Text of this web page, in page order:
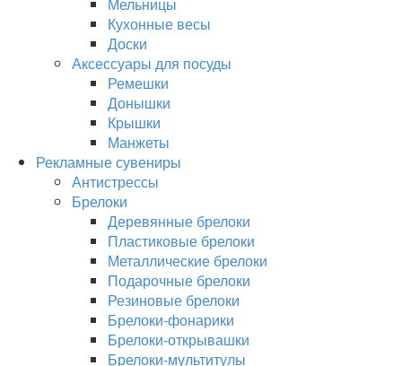
Кухонные весы
Доски
Аксессуары для посуды
Ремешки
Донышки
Крышки
Манжеты
Рекламные сувениры
Антистрессы
Брелоки
Деревянные брелоки
Пластиковые брелоки
Металлические брелоки
Подарочные брелоки
Резиновые брелоки
Брелоки-фонарики
Брелоки-открывашки
Брелоки-мультитулы